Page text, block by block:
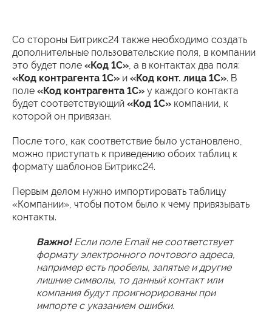
Со стороны Битрикс24 также необходимо создать
дополнительные пользовательские поля, в компании
это будет поле «Код 1С», а в контактах два поля:
«Код контрагента 1С» и «Код конт. лица 1С». В
поле «Код контрагента 1С» у каждого контакта
будет соответствующий «Код 1С» компании, к
которой он привязан.
После того, как соответствие было установлено,
можно приступать к приведению обоих таблиц к
формату шаблонов Битрикс24.
Первым делом нужно импортировать таблицу
«Компании», чтобы потом было к чему привязывать
контакты.
Важно!Если поле Email не соответствует
формату электронного почтового адреса,
например есть пробелы, запятые и другие
лишние символы, то данный контакт или
компания будут проигнорированы при
импорте с указанием ошибки.